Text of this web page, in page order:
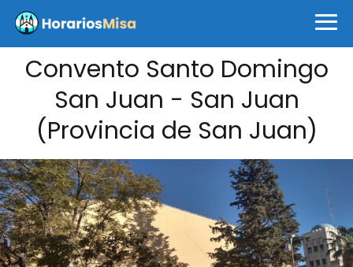
Convento Santo Domingo
San Juan - San Juan
(Provincia de San Juan)